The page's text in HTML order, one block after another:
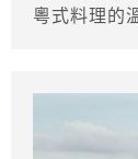
粵式料理的